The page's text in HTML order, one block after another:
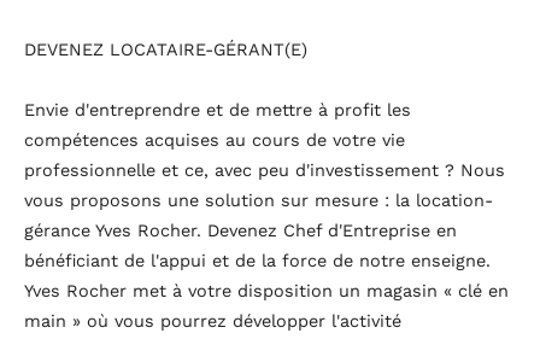
DEVENEZ LOCATAIRE-GÉRANT(E)
Envie d'entreprendre et de mettre à profit les
compétences acquises au cours de votre vie
professionnelle et ce, avec peu d'investissement ? Nous
vous proposons une solution sur mesure : la location-
gérance Yves Rocher. Devenez Chef d'Entreprise en
bénéficiant de l'appui et de la force de notre enseigne.
Yves Rocher met à votre disposition un magasin « clé en
main » où vous pourrez développer l'activité